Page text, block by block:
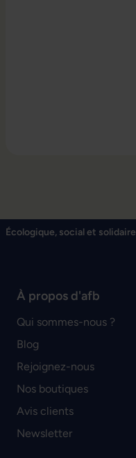
Écologique, social et solidaire
À propos d'afb
Qui sommes-nous ?
Blog
Rejoignez-nous
Nos boutiques
Avis clients
Newsletter